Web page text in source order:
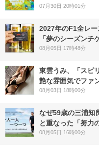
07月30日 20時01分
2027年のF1全レ
「夢のシーズンチ
08月05日 17時48分
東雲うみ、「スピ
艶な雰囲気でファ
08月03日 18時00分
なぜ59歳の三浦
と重なった「努力
08月05日 16時00分